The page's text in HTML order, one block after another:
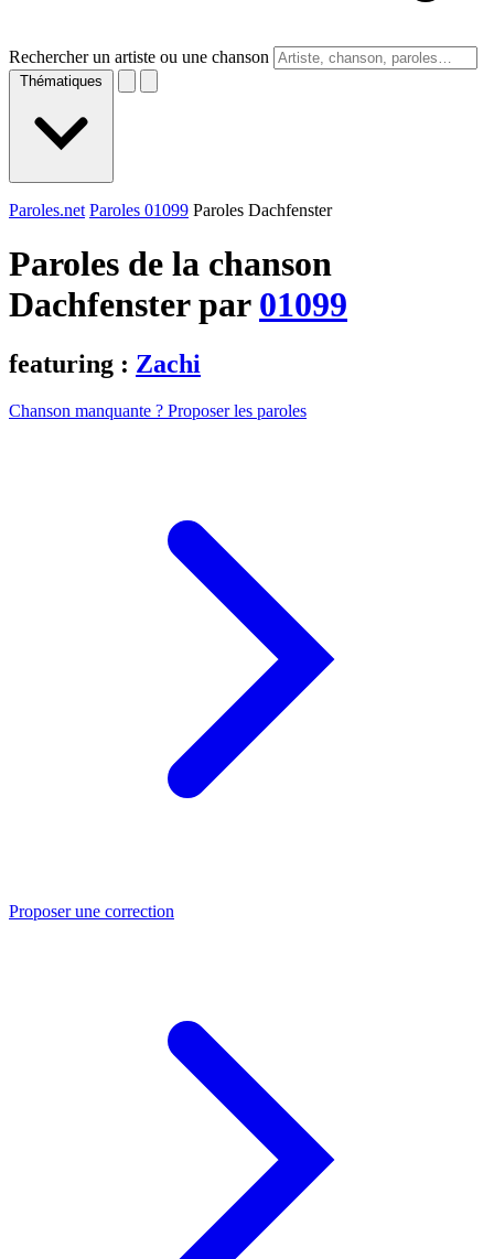
Rechercher un artiste ou une chanson
Thématiques
Paroles.net Paroles 01099 Paroles Dachfenster
Paroles de la chanson
Dachfenster par 01099
featuring : Zachi
Chanson manquante ? Proposer les paroles
Proposer une correction